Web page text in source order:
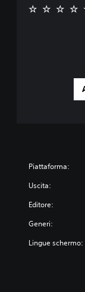
Piattaforma:
Uscita:
Editore:
Generi:
Lingue schermo: